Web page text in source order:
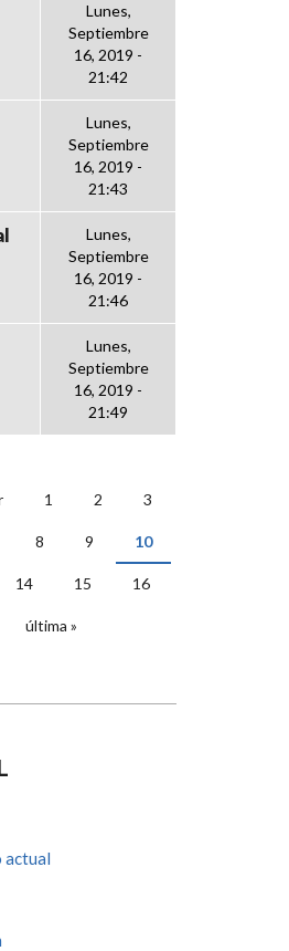
Lunes,
Septiembre
16, 2019 -
21:42
Lunes,
Septiembre
16, 2019 -
21:43
Lunes,
Septiembre
16, 2019 -
21:46
Lunes,
Septiembre
16, 2019 -
21:49
1 2 3
8 9 10
14 15 16
última »
actual